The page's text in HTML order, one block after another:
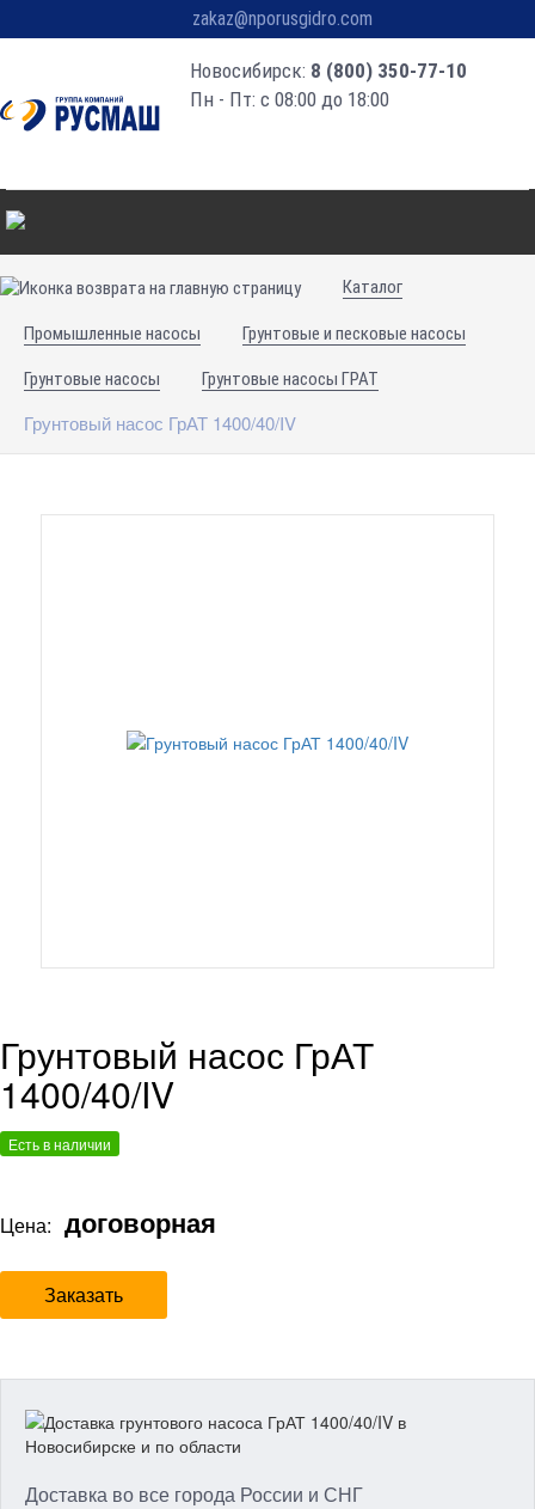
zakaz@nporusgidro.com
Новосибирск: 8 (800) 350-77-10
Пн - Пт: с 08:00 до 18:00
Каталог
Промышленные насосы Грунтовые и песковые насосы
Грунтовые насосы Грунтовые насосы ГРАТ
Грунтовый насос ГрАТ 1400/40/IV
Грунтовый насос ГрАТ
1400/40/IV
Есть в наличии
Цена: договорная
Заказать
Доставка во все города России и СНГ